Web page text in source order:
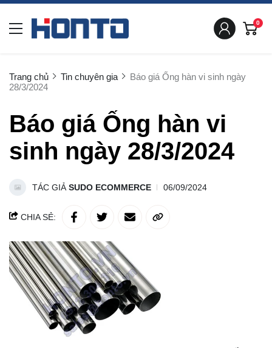
0
Trang chủ Tin chuyên gia
Báo giá Ống hàn vi sinh ngày
28/3/2024
Báo giá Ống hàn vi
sinh ngày 28/3/2024
TÁC GIẢ SUDO ECOMMERCE 06/09/2024
CHIA SẺ: